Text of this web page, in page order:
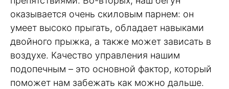
оказывается очень скиловым парнем: он
умеет высоко прыгать, обладает навыками
двойного прыжка, а также может зависать в
воздухе. Качество управления нашим
подопечным – это основной фактор, который
поможет нам забежать как можно дальше.